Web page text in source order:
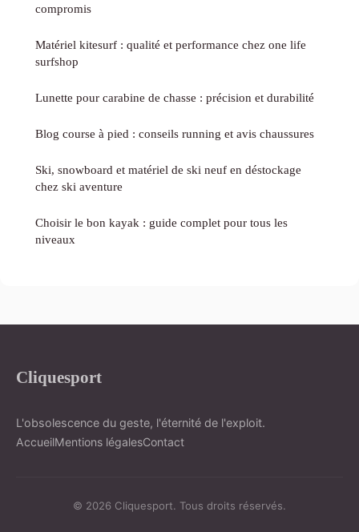
compromis
Matériel kitesurf : qualité et performance chez one life
surfshop
Lunette pour carabine de chasse : précision et durabilité
Blog course à pied : conseils running et avis chaussures
Ski, snowboard et matériel de ski neuf en déstockage
chez ski aventure
Choisir le bon kayak : guide complet pour tous les
niveaux
Cliquesport
L'obsolescence du geste, l'éternité de l'exploit.
AccueilMentions légalesContact
© 2026 Cliquesport. Tous droits réservés.